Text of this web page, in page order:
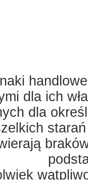
dla ich
dla